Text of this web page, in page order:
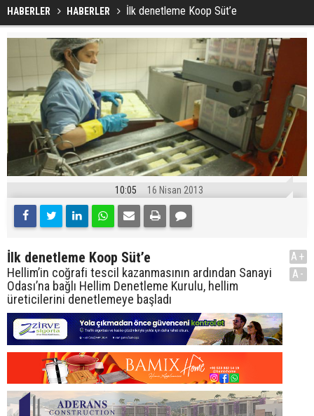
karşıya kalınmaması adına harekete geçtik
HABERLER HABERLER İlk denetleme Koop Süt’e
10:05 16 Nisan 2013
İlk denetleme Koop Süt’e
Hellim’in coğrafi tescil kazanmasının ardından Sanayi
Odası’na bağlı Hellim Denetleme Kurulu, hellim
üreticilerini denetlemeye başladı
A+
A-